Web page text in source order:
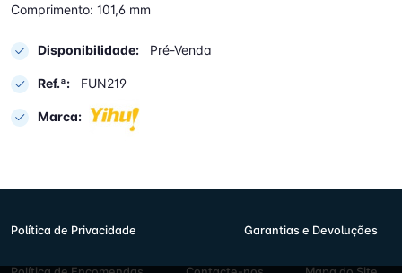
Comprimento: 101,6 mm
Disponibilidade: Pré-Venda
Ref.ª: FUN219
Marca:
Política de Privacidade Garantias e Devoluções